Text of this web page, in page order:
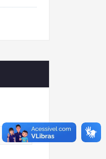
(1053)